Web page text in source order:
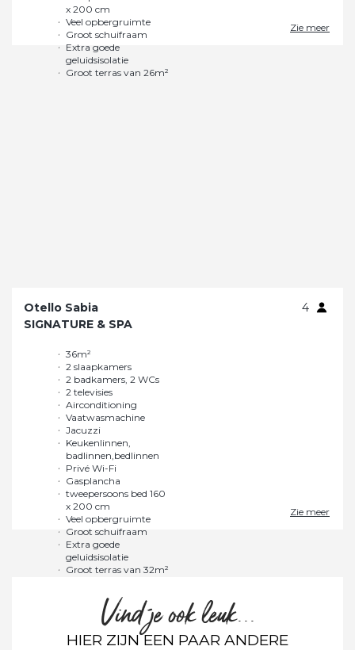
Zie meer
Otello Sabia
4
SIGNATURE & SPA
36m²
2 slaapkamers
2 badkamers, 2 WCs
2 televisies
Airconditioning
Vaatwasmachine
Jacuzzi
Keukenlinnen,
badlinnen,bedlinnen
Zie meer
Vind je ook leuk...
HIER ZIJN EEN PAAR ANDERE